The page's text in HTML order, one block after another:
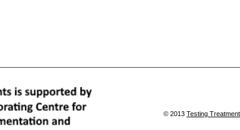
© 2013 Testing